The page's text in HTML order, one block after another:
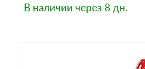
В наличии через 8 дн.